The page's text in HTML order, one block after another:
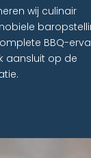
wij culinair
BBQ-
aansluit op de